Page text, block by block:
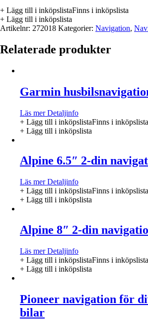
+ Lägg till i inköpslistaFinns i inköpslista
+ Lägg till i inköpslista
Artikelnr: 272018 Kategorier: Navigation,
Relaterade produkter
Garmin
Läs merDetaljinfo
+ Lägg till i inköpslistaFinns i inköpslista
+ Lägg till i inköpslista
Alpine 6.5″ 2-din
Läs merDetaljinfo
+ Lägg till i inköpslistaFinns i inköpslista
+ Lägg till i inköpslista
Alpine 8″ 2-din
Läs merDetaljinfo
+ Lägg till i inköpslistaFinns i inköpslista
+ Lägg till i inköpslista
Pioneer navigation för
bilar